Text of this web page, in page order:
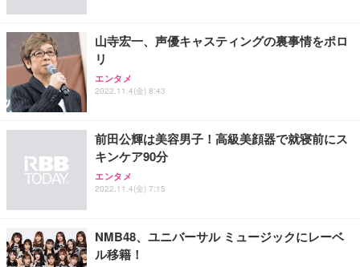
山寺宏一、声優キャスティングの裏事情をポロ
リ
エンタメ
2022.11.4(金) 8:43
前田公輝は美容男子！高級美顔器で就寝前にス
キンケア90分
エンタメ
2022.11.4(金) 7:15
NMB48、ユニバーサル ミュージックにレーベ
ル移籍！